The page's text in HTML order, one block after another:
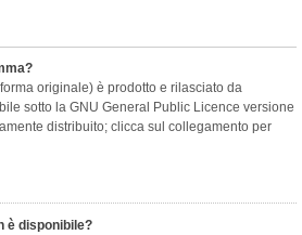
originale) è prodotto e rilasciato da
sotto la GNU General Public Licence versione
distribuito; clicca sul collegamento per
è disponibile?